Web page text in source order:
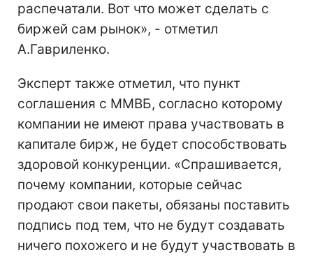
распечатали. Вот что может сделать с
биржей сам рынок», - отметил
А.Гавриленко.
Эксперт также отметил, что пункт
соглашения с ММВБ, согласно которому
компании не имеют права участвовать в
капитале бирж, не будет способствовать
здоровой конкуренции. «Спрашивается,
почему компании, которые сейчас
продают свои пакеты, обязаны поставить
подпись под тем, что не будут создавать
ничего похожего и не будут участвовать в